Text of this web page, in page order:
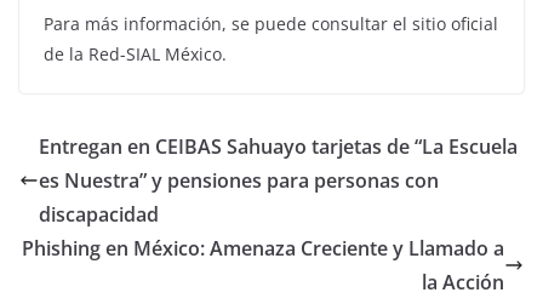
Para más información, se puede consultar el sitio oficial
de la Red-SIAL México.
Entregan en CEIBAS Sahuayo tarjetas de “La Escuela
es Nuestra” y pensiones para personas con
discapacidad
Phishing en México: Amenaza Creciente y Llamado a
la Acción